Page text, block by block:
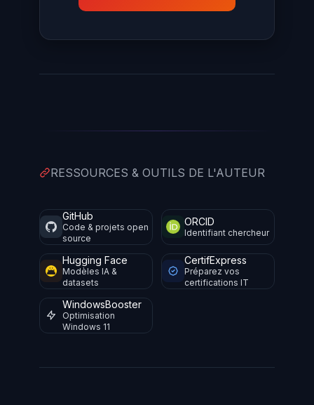
RESSOURCES & OUTILS DE L'AUTEUR
GitHub
Code & projets open
source
ORCID
Identifiant chercheur
Hugging Face
Modèles IA &
datasets
CertifExpress
Préparez vos
certifications IT
WindowsBooster
Optimisation
Windows 11